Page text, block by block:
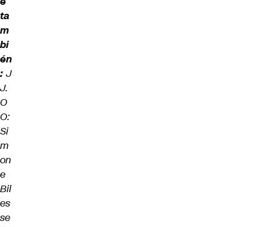
ta
m
bi
én
: J
J.
O
O:
Si
m
on
e
Bil
es
se